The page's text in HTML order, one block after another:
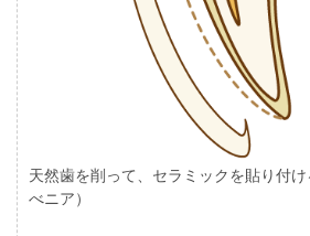
天然歯を削って、セラミックを貼り付
べニア）